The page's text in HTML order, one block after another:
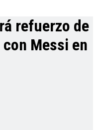
refuerzo de
Messi en